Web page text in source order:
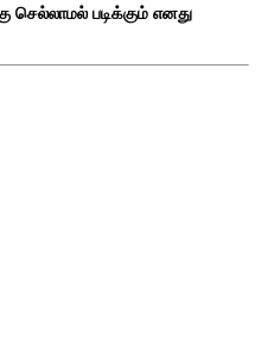
செல்லாமல் படிக்கும் எனது